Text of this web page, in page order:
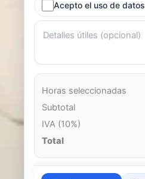
Acepto el uso de datos
Horas seleccionadas
Subtotal
IVA (10%)
Total